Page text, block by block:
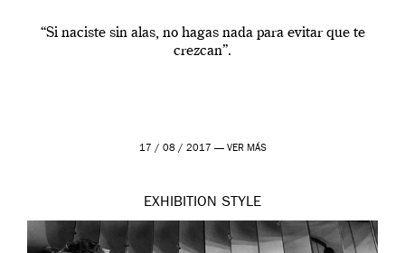
“Si naciste sin alas, no hagas nada para evitar que te
crezcan”.
17 / 08 / 2017 — VER MÁS
EXHIBITION STYLE